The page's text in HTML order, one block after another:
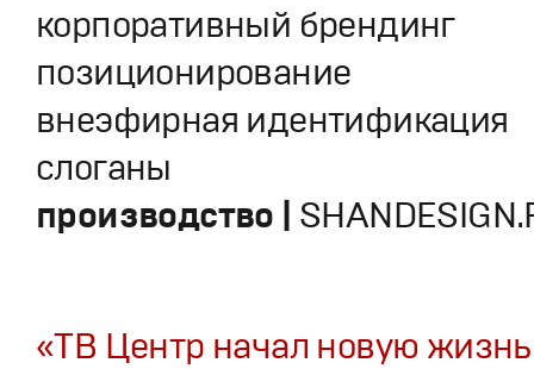
корпоративный брендинг
позиционирование
внеэфирная идентификация
слоганы
производство |
«ТВ Центр начал новую